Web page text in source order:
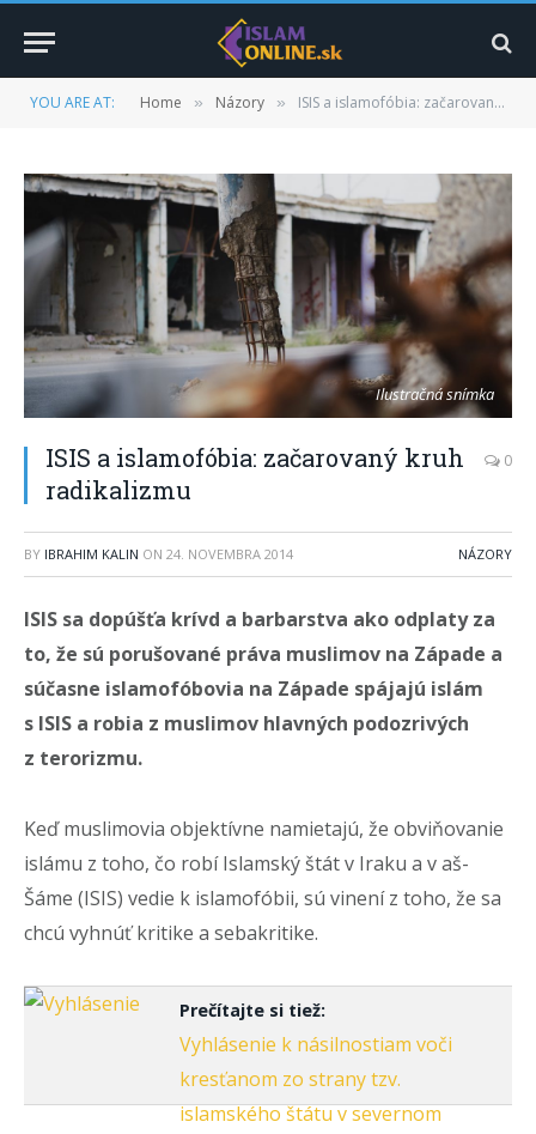
YOU ARE AT: Home » Názory » ISIS a islamofóbia: začarovaný kruh radikalizmu
Ilustračná snímka
ISIS a islamofóbia: začarovaný kruh
radikalizmu
0
BY IBRAHIM KALIN ON 24. NOVEMBRA 2014 NÁZORY
ISIS sa dopúšťa krívd a barbarstva ako odplaty za
to, že sú porušované práva muslimov na Západe a
súčasne islamofóbovia na Západe spájajú islám
s ISIS a robia z muslimov hlavných podozrivých
z terorizmu.
Keď muslimovia objektívne namietajú, že obviňovanie
islámu z toho, čo robí Islamský štát v Iraku a v aš-
Šáme (ISIS) vedie k islamofóbii, sú vinení z toho, že sa
chcú vyhnúť kritike a sebakritike.
Prečítajte si tiež:
Vyhlásenie k násilnostiam voči
kresťanom zo strany tzv.
islamského štátu v severnom